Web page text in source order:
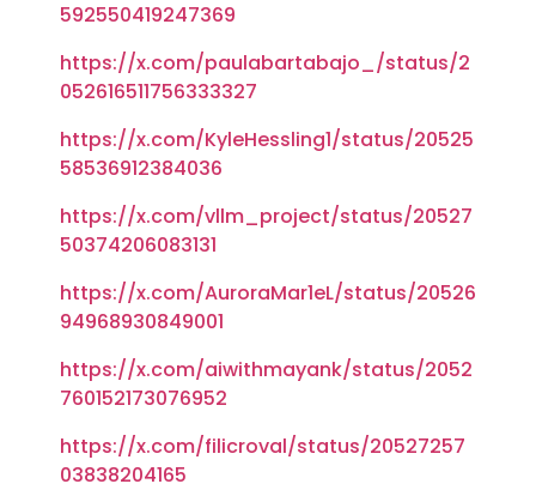
592550419247369
https://x.com/paulabartabajo_/status/2
052616511756333327
https://x.com/KyleHessling1/status/20525
58536912384036
https://x.com/vllm_project/status/20527
50374206083131
https://x.com/AuroraMar1eL/status/20526
94968930849001
https://x.com/aiwithmayank/status/2052
760152173076952
https://x.com/filicroval/status/20527257
03838204165